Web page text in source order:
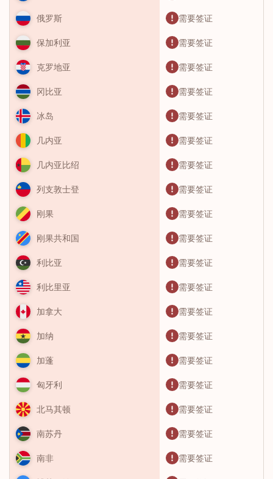
俄罗斯 需要签证
保加利亚 需要签证
克罗地亚 需要签证
冈比亚 需要签证
冰岛 需要签证
几内亚 需要签证
几内亚比绍 需要签证
列支敦士登 需要签证
刚果 需要签证
刚果共和国 需要签证
利比亚 需要签证
利比里亚 需要签证
加拿大 需要签证
加纳 需要签证
加蓬 需要签证
匈牙利 需要签证
北马其顿 需要签证
南苏丹 需要签证
南非 需要签证